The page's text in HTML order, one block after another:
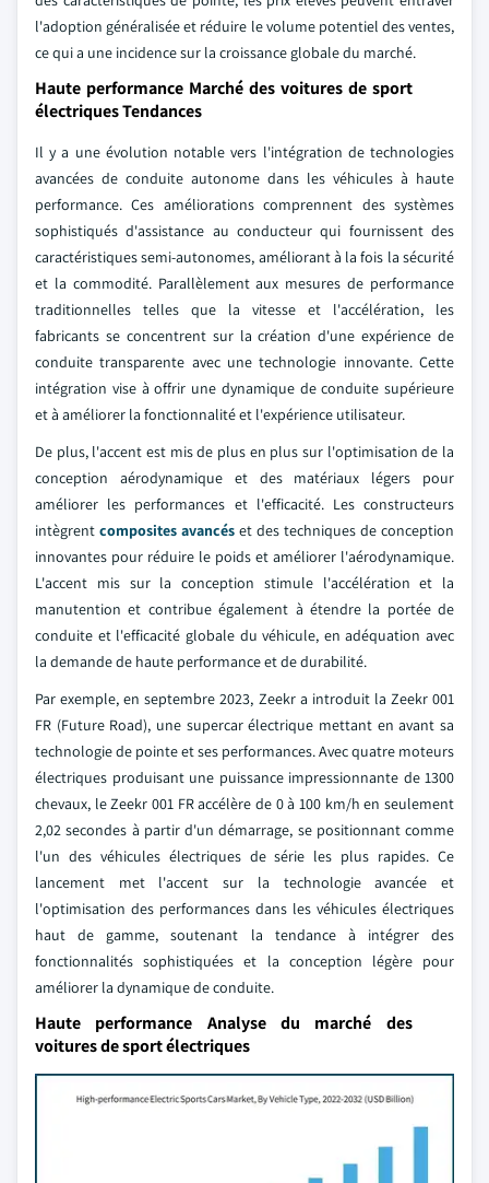
l'adoption généralisée et réduire le volume potentiel des ventes,
ce qui a une incidence sur la croissance globale du marché.
Haute performance Marché des voitures de sport
électriques Tendances
Il y a une évolution notable vers l'intégration de technologies
avancées de conduite autonome dans les véhicules à haute
performance. Ces améliorations comprennent des systèmes
sophistiqués d'assistance au conducteur qui fournissent des
caractéristiques semi-autonomes, améliorant à la fois la sécurité
et la commodité. Parallèlement aux mesures de performance
traditionnelles telles que la vitesse et l'accélération, les
fabricants se concentrent sur la création d'une expérience de
conduite transparente avec une technologie innovante. Cette
intégration vise à offrir une dynamique de conduite supérieure
et à améliorer la fonctionnalité et l'expérience utilisateur.
De plus, l'accent est mis de plus en plus sur l'optimisation de la
conception aérodynamique et des matériaux légers pour
améliorer les performances et l'efficacité. Les constructeurs
intègrent composites avancés et des techniques de conception
innovantes pour réduire le poids et améliorer l'aérodynamique.
L'accent mis sur la conception stimule l'accélération et la
manutention et contribue également à étendre la portée de
conduite et l'efficacité globale du véhicule, en adéquation avec
la demande de haute performance et de durabilité.
Par exemple, en septembre 2023, Zeekr a introduit la Zeekr 001
FR (Future Road), une supercar électrique mettant en avant sa
technologie de pointe et ses performances. Avec quatre moteurs
électriques produisant une puissance impressionnante de 1300
chevaux, le Zeekr 001 FR accélère de 0 à 100 km/h en seulement
2,02 secondes à partir d'un démarrage, se positionnant comme
l'un des véhicules électriques de série les plus rapides. Ce
lancement met l'accent sur la technologie avancée et
l'optimisation des performances dans les véhicules électriques
haut de gamme, soutenant la tendance à intégrer des
fonctionnalités sophistiquées et la conception légère pour
améliorer la dynamique de conduite.
Haute performance Analyse du marché des
voitures de sport électriques